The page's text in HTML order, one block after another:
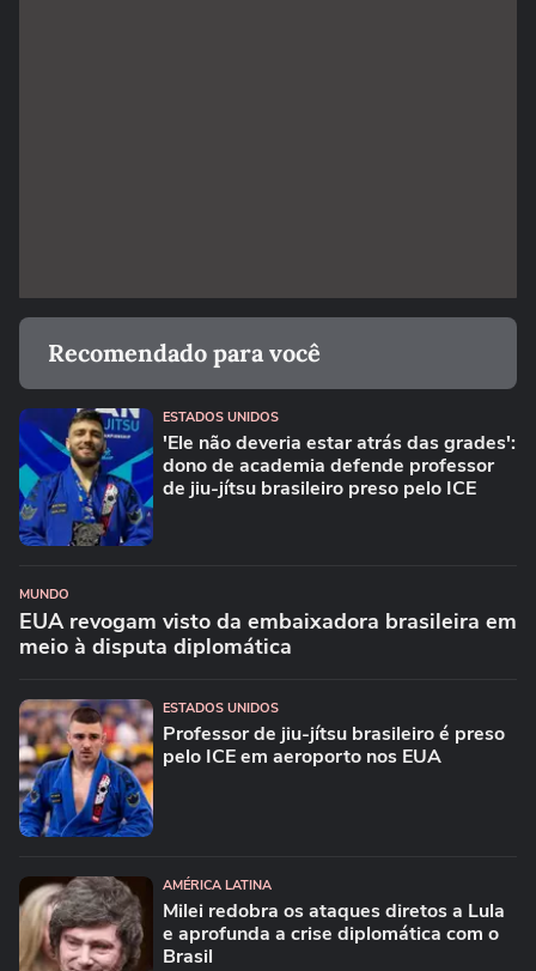
Recomendado para você
ESTADOS UNIDOS
'Ele não deveria estar atrás das grades':
dono de academia defende professor
de jiu-jítsu brasileiro preso pelo ICE
MUNDO
EUA revogam visto da embaixadora brasileira em
meio à disputa diplomática
ESTADOS UNIDOS
Professor de jiu-jítsu brasileiro é preso
pelo ICE em aeroporto nos EUA
AMÉRICA LATINA
Milei redobra os ataques diretos a Lula
e aprofunda a crise diplomática com o
Brasil